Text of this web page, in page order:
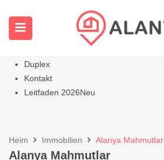
Alle Immobilien
Heiß
Duplex
Kontakt
Leitfaden 2026Neu
Heim Immobilien Alanya Mahmutlar
Alanya Mahmutlar